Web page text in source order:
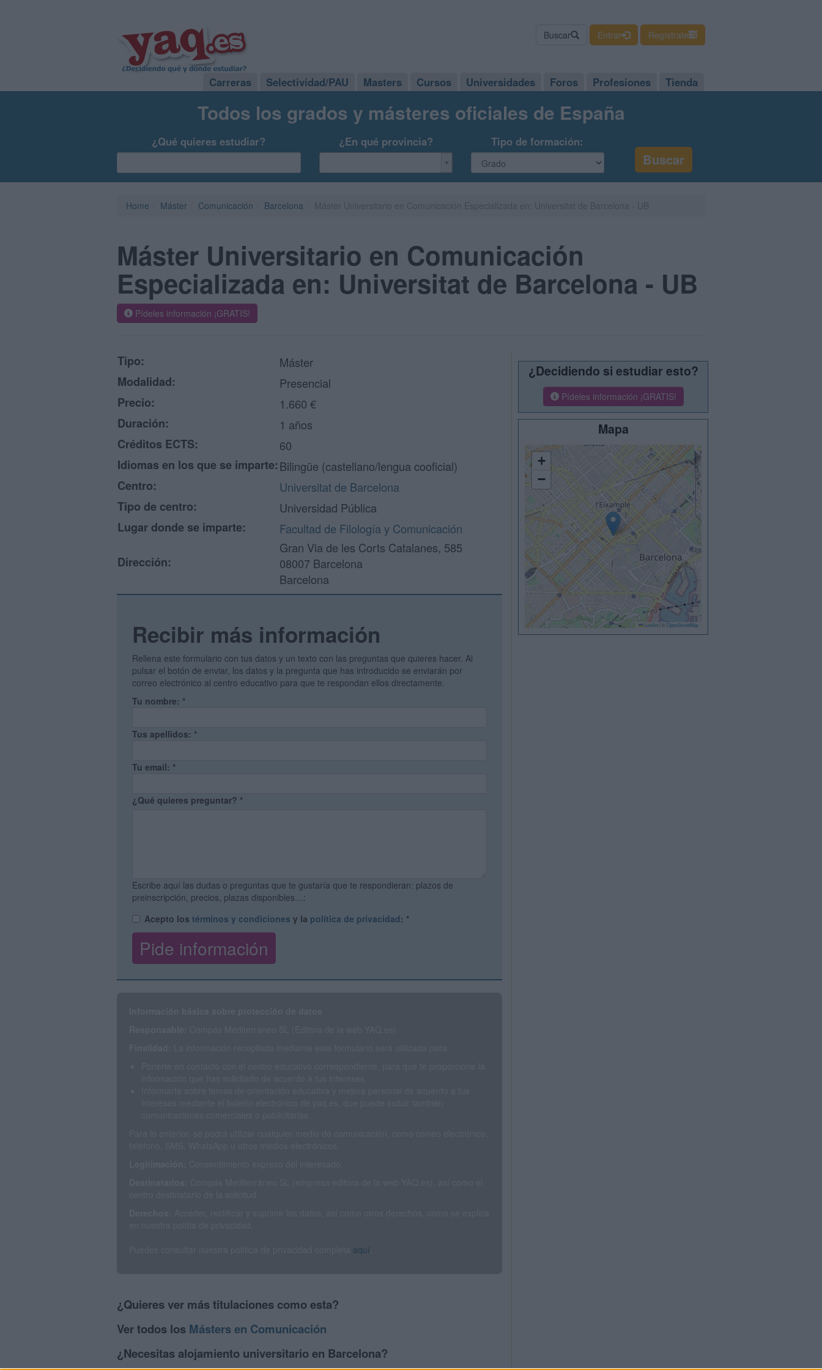
Buscar Entrar Regístrate
Carreras Selectividad/PAU Masters Cursos Universidades Foros Profesiones Tienda
Todos los grados y másteres oficiales de España
¿Qué quieres estudiar? ¿En qué provincia? Tipo de formación:
Home Máster Comunicación Barcelona
Máster Universitario en Comunicación
Especializada en: Universitat de Barcelona - UB
Pídeles información ¡GRATIS!
Tipo:
Máster
Modalidad:
Presencial
Precio:
1.660 €
Duración:
1 años
Créditos ECTS:
60
Idiomas en los que se imparte:Bilingüe (castellano/lengua cooficial)
Centro:
Universitat de Barcelona
Tipo de centro:
Universidad Pública
Lugar donde se imparte:
Facultad de Filología y Comunicación
Dirección:
Gran Via de les Corts Catalanes, 585
08007 Barcelona
Barcelona
Recibir más información
Rellena este formulario con tus datos y un texto con las preguntas que quieres hacer. Al
pulsar el botón de enviar, los datos y la pregunta que has introducido se enviarán por
correo electrónico al centro educativo para que te respondan ellos directamente.
Tu nombre: *
Tus apellidos: *
Tu email: *
¿Qué quieres preguntar? *
Escribe aquí las dudas o preguntas que te gustaría que te respondieran: plazos de
preinscripción, precios, plazas disponibles…:
Acepto los términos y condiciones y la política de privacidad: *
aquí
¿Quieres ver más titulaciones como esta?
Ver todos los Másters en Comunicación
¿Necesitas alojamiento universitario en Barcelona?
¿Decidiendo si estudiar esto?
Pídeles información ¡GRATIS!
Mapa
+
−
Leaflet © OpenStreetMap